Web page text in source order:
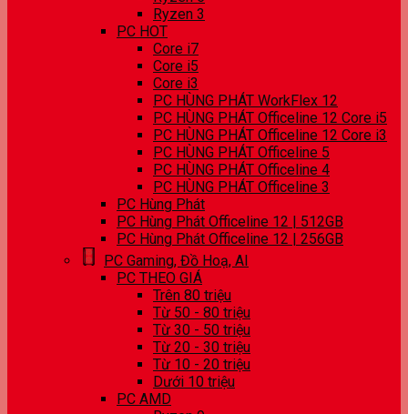
Ryzen 3
PC HOT
Core i7
Core i5
Core i3
PC HÙNG PHÁT WorkFlex 12
PC HÙNG PHÁT Officeline 12 Core i5
PC HÙNG PHÁT Officeline 12 Core i3
PC HÙNG PHÁT Officeline 5
PC HÙNG PHÁT Officeline 4
PC HÙNG PHÁT Officeline 3
PC Hùng Phát
PC Hùng Phát Officeline 12 | 512GB
PC Hùng Phát Officeline 12 | 256GB
PC Gaming, Đồ Hoạ, AI
PC THEO GIÁ
Trên 80 triệu
Từ 50 - 80 triệu
Từ 30 - 50 triệu
Từ 20 - 30 triệu
Từ 10 - 20 triệu
Dưới 10 triệu
PC AMD